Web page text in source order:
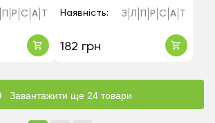
Р С А Наявність: З Л Р С А
182 грн
Завантажити ще 24 товари